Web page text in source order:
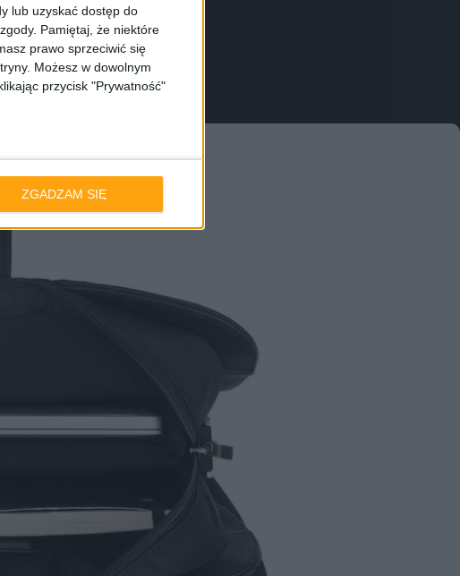
lub uzyskać dostęp do
Pamiętaj, że niektóre
prawo sprzeciwić się
Możesz w dowolnym
przycisk "Prywatność"
ZGADZAM SIĘ
tu potwierdziły się dwie
choć dedykowanej pod